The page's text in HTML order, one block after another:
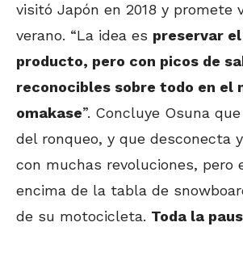
visitó Japón en 2018 y promete
verano. “La idea es preservar
producto, pero con picos de
reconocibles sobre todo en el
omakase”. Concluye Osuna
del ronqueo, y que desconecta
con muchas revoluciones, pero
encima de la tabla de
de su motocicleta. Toda la